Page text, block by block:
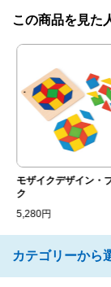
この商品を見た
モザイクデザイン・
ク
5,280円
カテゴリーから